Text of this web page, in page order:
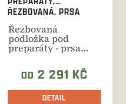
ŘEZBOVANÁ, PRSA
MUFLON Č.406
Řezbovaná
podložka pod
preparáty - prsa
muflon. Ruční
výroba, celková
výška...
OD 2 291 KČ
DETAIL